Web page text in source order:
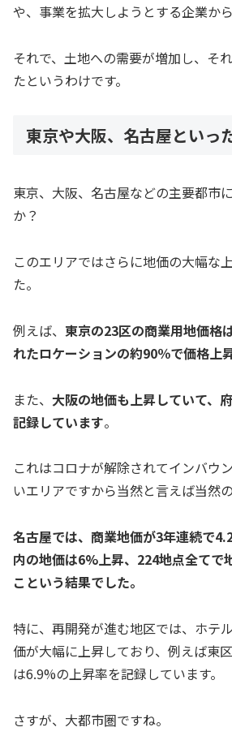
や、事業を拡大しようとする企業か
それで、土地への需要が増加し、そ
たというわけです。
東京や大阪、名古屋といっ
東京、大阪、名古屋などの主要都市
か？
このエリアではさらに地価の大幅な
た。
例えば、 東京の23区の商業用地価格
れたロケーションの約90％で価格上
また、 大阪の地価も上昇していて、
記録しています。
これはコロナが解除されてインバウ
いエリアですから当然と言えば当然
名古屋では、商業地価が3年連続で
内の地価は6%上昇、224地点全てで
こという結果でした。
特に、再開発が進む地区では、ホテ
価が大幅に上昇しており、例えば東
は6.9%の上昇率を記録しています。
さすが、大都市圏ですね。